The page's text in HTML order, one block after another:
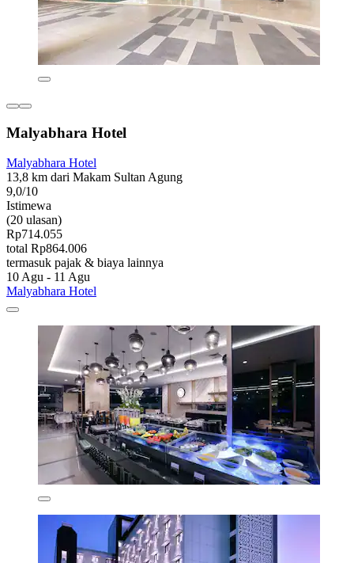
Malyabhara Hotel
Malyabhara Hotel
13,8 km dari Makam Sultan Agung
9,0/10
Istimewa
(20 ulasan)
Rp714.055
total Rp864.006
termasuk pajak & biaya lainnya
10 Agu - 11 Agu
Malyabhara Hotel